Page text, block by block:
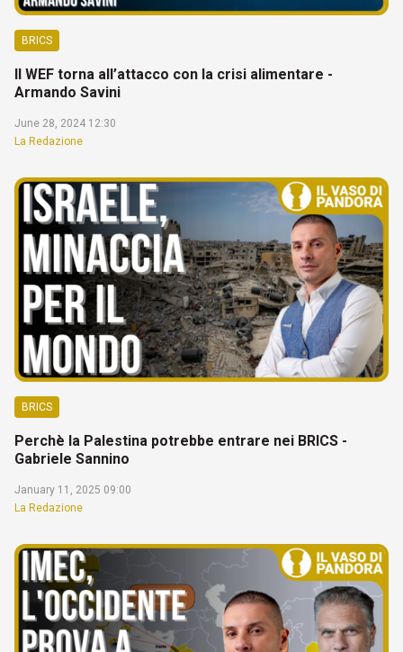
BRICS
Il WEF torna all’attacco con la crisi alimentare -
Armando Savini
June 28, 2024 12:30
La Redazione
BRICS
Perchè la Palestina potrebbe entrare nei BRICS -
Gabriele Sannino
January 11, 2025 09:00
La Redazione